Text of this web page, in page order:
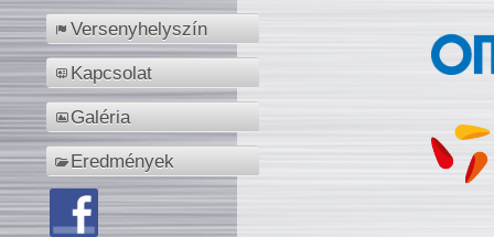
Versenyhelyszín
Kapcsolat
Galéria
Eredmények